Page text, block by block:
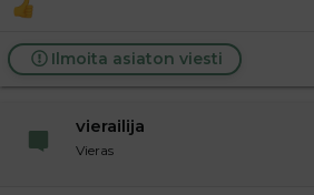
Ilmoita asiaton viesti
vierailija
Vieras